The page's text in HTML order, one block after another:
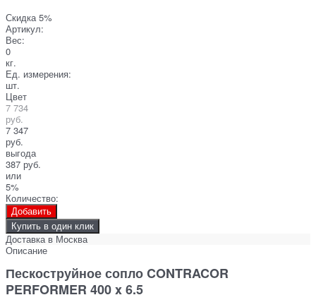
Скидка 5%
Артикул:
Вес:
0
кг.
Ед. измерения:
шт.
Цвет
7 734
руб.
7 347
руб.
выгода
387 руб.
или
5%
Количество:
Добавить
Купить в один клик
Доставка в Москва
Описание
Пескоструйное сопло CONTRACOR
PERFORMER 400 x 6.5